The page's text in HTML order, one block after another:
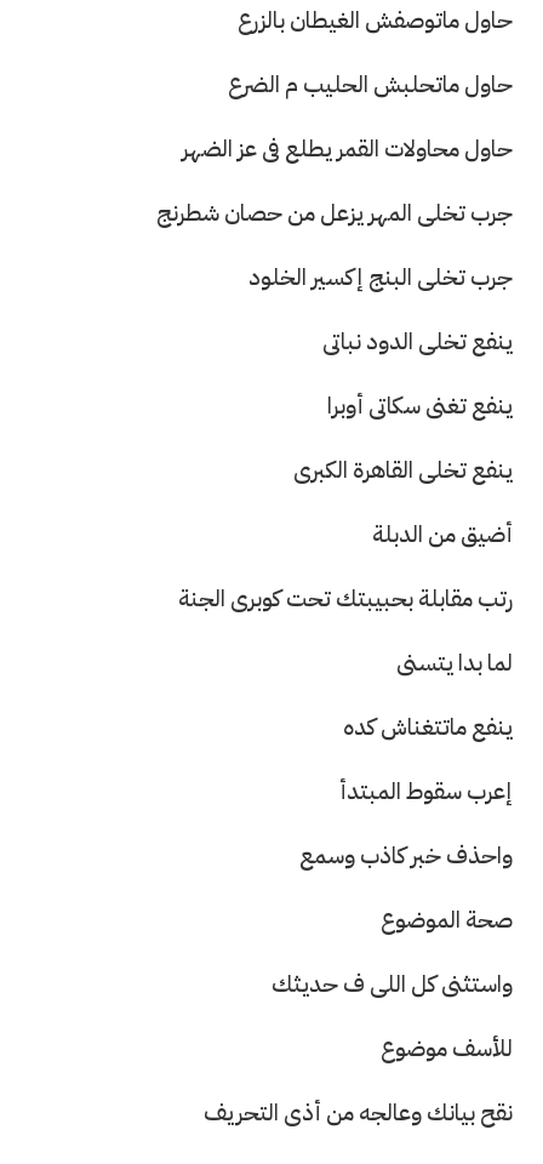
حاول ماتوصفش الغيطان بالزرع
حاول ماتحلبش الحليب م الضرع
حاول محاولات القمر يطلع فى عز الضهر
جرب تخلى المهر يزعل من حصان شطرنج
جرب تخلى البنج إكسير الخلود
ينفع تخلى الدود نباتى
ينفع تغنى سكاتى أوبرا
ينفع تخلى القاهرة الكبرى
أضيق من الدبلة
رتب مقابلة بحبيبتك تحت كوبرى الجنة
لما بدا يتسنى
ينفع ماتتغناش كده
إعرب سقوط المبتدأ
واحذف خبر كاذب وسمع
صحة الموضوع
واستثنى كل اللى ف حديثك
للأسف موضوع
نقح بيانك وعالجه من أذى التحريف